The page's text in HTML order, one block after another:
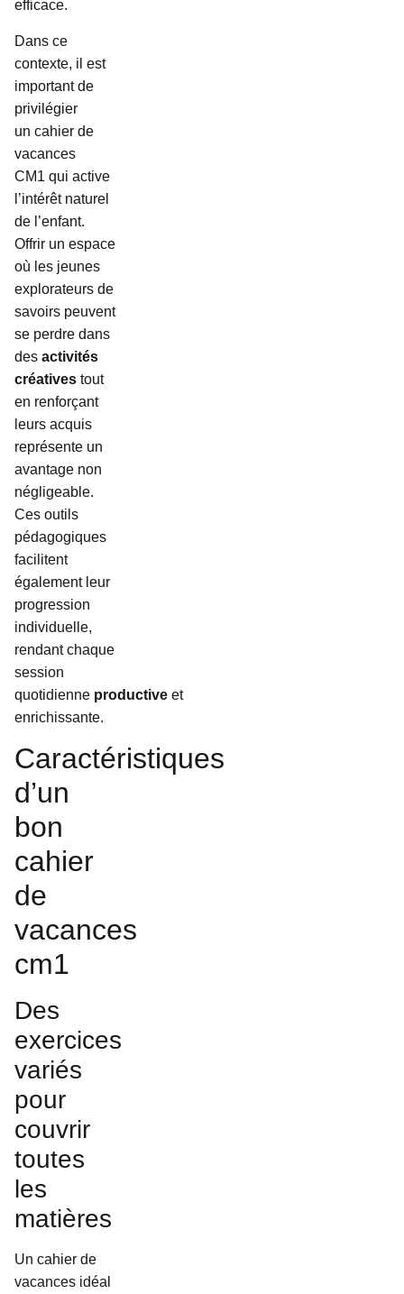
efficace.
Dans ce
contexte, il est
important de
privilégier
un cahier de
vacances
CM1 qui active
l’intérêt naturel
de l’enfant.
Offrir un espace
où les jeunes
explorateurs de
savoirs peuvent
se perdre dans
des activités
créatives tout
en renforçant
leurs acquis
représente un
avantage non
négligeable.
Ces outils
pédagogiques
facilitent
également leur
progression
individuelle,
rendant chaque
session
quotidienne productive et
enrichissante.
Caractéristiques
d’un
bon
cahier
de
vacances
cm1
Des
exercices
variés
pour
couvrir
toutes
les
matières
Un cahier de
vacances idéal